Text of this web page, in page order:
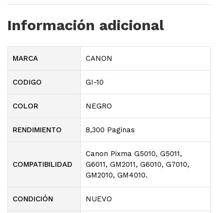
Información adicional
MARCA CANON
CODIGO GI-10
COLOR NEGRO
RENDIMIENTO 8,300 Paginas
COMPATIBILIDAD
Canon Pixma G5010, G5011,
G6011, GM2011, G6010, G7010,
GM2010, GM4010.
CONDICIÓN NUEVO